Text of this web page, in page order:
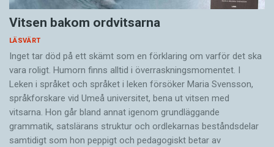
Vitsen bakom ordvitsarna
LÄSVÄRT
Inget tar död på ett skämt som en förklaring om varför det ska
vara roligt. Humorn finns alltid i överrask­ningsmomentet. I
Leken i språket och språket i leken för­söker Maria Svensson,
språkforskare vid Umeå universitet, bena ut vitsen med
vitsarna. Hon går bland annat igenom grundläggande
grammatik, satslärans struktur och ord­lekarnas beståndsdelar
samtidigt som hon peppigt och pedagogiskt betar av